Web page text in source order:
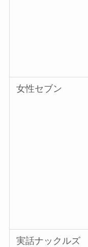
女性セブン
実話ナックルズ